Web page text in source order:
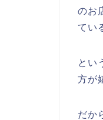
のお
てい
とい
方が
だか